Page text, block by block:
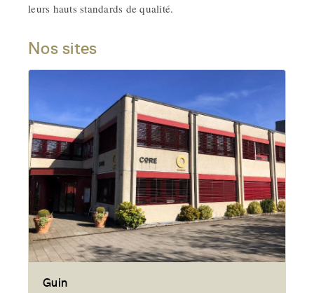
leurs hauts standards de qualité.
Nos sites
Guin